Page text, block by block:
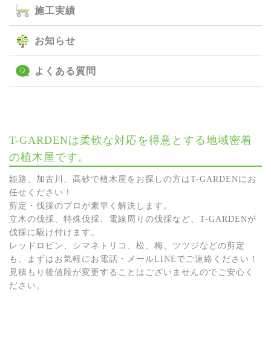
施⼯実績
お知らせ
よくある質問
T-GARDENは柔軟な対応を得意とする地域密着
の植木屋です。
姫路、加古川、高砂で植木屋をお探しの方はT-GARDENにお
任せください！
剪定・伐採のプロが素早く解決します。
立木の伐採、特殊伐採、電線周りの伐採など、T-GARDENが
伐採に駆け付けます。
レッドロビン、シマネトリコ、松、梅、ツツジなどの剪定
も、まずはお気軽にお電話・メールLINEでご連絡ください！
見積もり後値段が変更することはございませんのでご安心く
ださい。